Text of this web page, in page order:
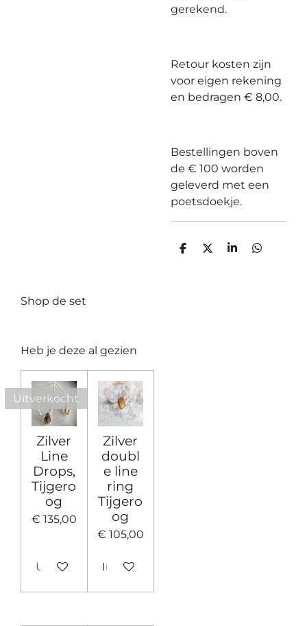
gerekend.
Retour kosten zijn
voor eigen rekening
en bedragen € 8,00.
Bestellingen boven
de € 100 worden
geleverd met een
poetsdoekje.
D
D
S
D
Shop de set
Heb je deze al gezien
Uitverkocht
Zilver
Line
Drops,
Tijgero
og
€ 135,00
Uitverkocht
Zilver
doubl
e line
ring
Tijgero
og
€ 105,00
In winkelwagen